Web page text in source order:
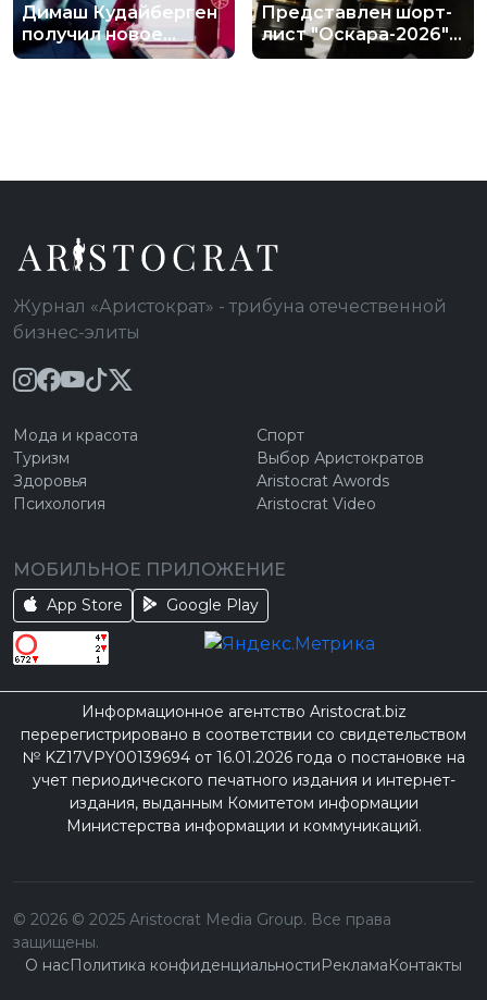
Димаш Кудайберген
получил новое
звание, далекое от
Представлен шорт-
лист "Оскара-2026":
какие фильмы среди
Журнал «Аристократ» - трибуна отечественной
бизнес-элиты
Мода и красота
Туризм
Здоровья
Психология
Спорт
Выбор Аристократов
Aristocrat Awords
Aristocrat Video
МОБИЛЬНОЕ ПРИЛОЖЕНИЕ
App Store Google Play
Информационное агентство Aristocrat.biz
перерегистрировано в соответствии со свидетельством
№ KZ17VPY00139694 от 16.01.2026 года о постановке на
учет периодического печатного издания и интернет-
издания, выданным Комитетом информации
Министерства информации и коммуникаций.
© 2026 © 2025 Aristocrat Media Group. Все права
защищены.
О насПолитика конфиденциальностиРекламаКонтакты